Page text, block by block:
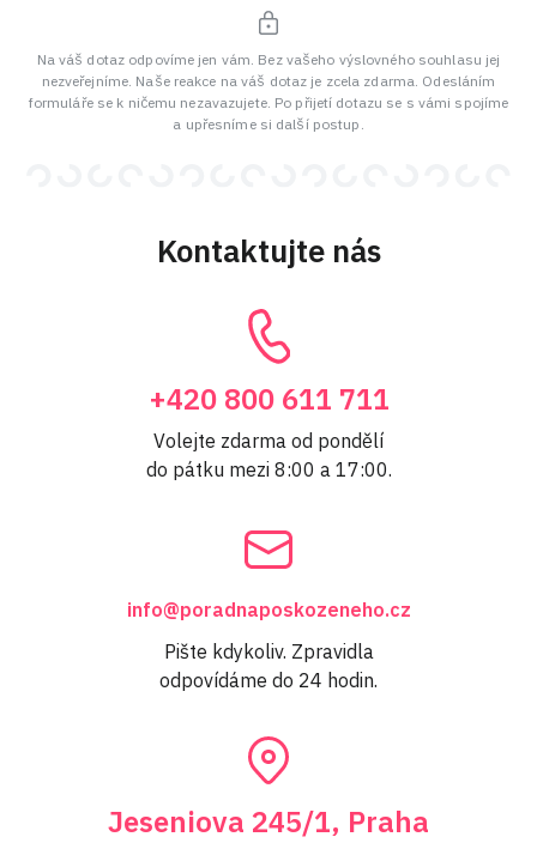
Na váš dotaz odpovíme jen vám. Bez vašeho výslovného souhlasu jej
nezveřejníme. Naše reakce na váš dotaz je zcela zdarma. Odesláním
formuláře se k ničemu nezavazujete. Po přijetí dotazu se s vámi spojíme
a upřesníme si další postup.
Kontaktujte nás
+420 800 611 711
Volejte zdarma od pondělí
do pátku mezi 8:00 a 17:00.
info@poradnaposkozeneho.cz
Pište kdykoliv. Zpravidla
odpovídáme do 24 hodin.
Jeseniova 245/1, Praha